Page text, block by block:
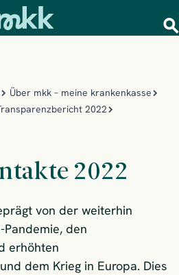
Über mkk – meine krankenkasse
2022
2022
von der weiterhin
den
erhöhten
dem Krieg in Europa. Dies